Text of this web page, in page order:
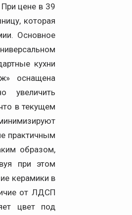
цене в 39
которая
Основное
кухни
оснащена
увеличить
в текущем
практичным
образом,
при этом
керамики в
от ЛДСП
цвет под